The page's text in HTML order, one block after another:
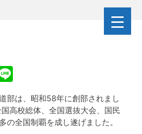
部は、昭和58年に創部されまし
高校総体、全国選抜大会、国民
の全国制覇を成し遂げました。